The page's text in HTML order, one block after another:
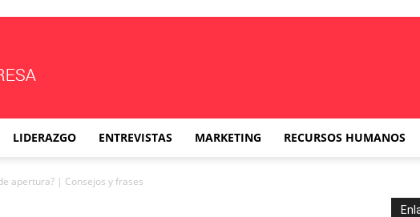
LIDERAZGO ENTREVISTAS MARKETING RECURSOS HUMANOS
apertura? | Consejos y frases